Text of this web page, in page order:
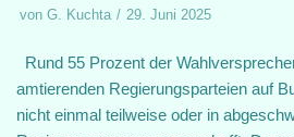
von G. Kuchta 29. Juni 2025
Rund 55 Prozent der
amtierenden Regierungsparteien auf
nicht einmal teilweise oder in